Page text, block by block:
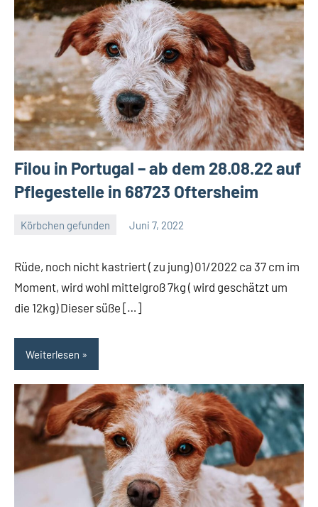
Filou in Portugal – ab dem 28.08.22 auf
Pflegestelle in 68723 Oftersheim
Körbchen gefunden Juni 7, 2022
Rüde, noch nicht kastriert ( zu jung) 01/2022 ca 37 cm im
Moment, wird wohl mittelgroß 7kg ( wird geschätzt um
die 12kg) Dieser süße […]
Weiterlesen